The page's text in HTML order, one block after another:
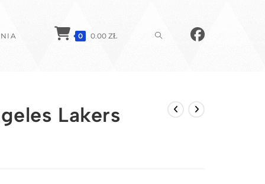
0 0.00 ZŁ TOGGLE
WEBSITE
Lakers